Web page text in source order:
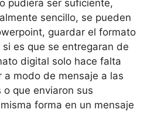
pudiera ser suficiente,
sencillo, se pueden
guardar el formato
es que se entregaran de
digital solo hace falta
a modo de mensaje a las
que enviaron sus
forma en un mensaje